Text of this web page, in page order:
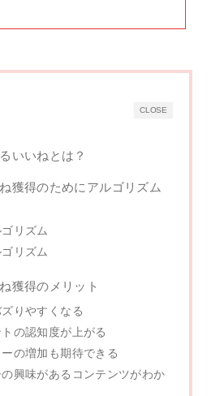
CLOSE
いいねとは？
獲得のためにアルゴリズム
リズム
リズム
獲得のメリット
りやすくなる
の認知度が上がる
の増加も期待できる
興味があるコンテンツがわか